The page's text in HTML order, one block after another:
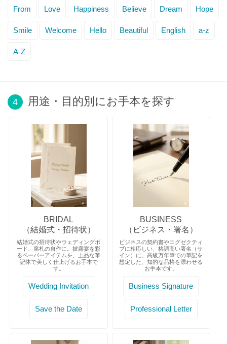
From Love Happiness Believe Dream Hope
Smile Welcome Hello Beautiful English a-z
A-Z
4 用途・目的別にお手本を探す
BRIDAL
（結婚式・招待状）
結婚式の招待状やウェディングボ
ード、席札の自作に。披露宴を彩
るペーパーアイテムを、上品な筆
記体で美しく仕上げるお手本で
す。
Wedding Invitation
Save the Date
BUSINESS
（ビジネス・署名）
ビジネスの契約書やエグゼクティ
ブに相応しい、格調高い署名（サ
イン）に。高級万年筆での筆記を
想定した、知的な品格を漂わせる
お手本です。
Business Signature
Professional Letter